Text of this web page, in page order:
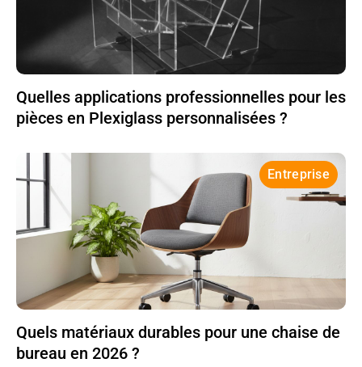
Quelles applications professionnelles pour les
pièces en Plexiglass personnalisées ?
Entreprise
Quels matériaux durables pour une chaise de
bureau en 2026 ?